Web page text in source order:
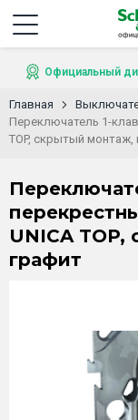
Официальный
Главная
Переключатель 1-
TOP, скрытый монтаж,
UNICA
графит